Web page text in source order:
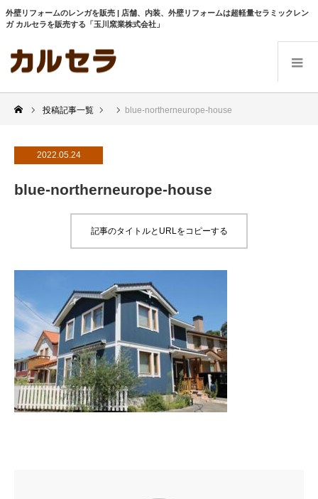
外壁リフォームのレンガを販売 | 店舗、内装、外壁リフォームは超軽量セラミックレン
ガ カルセラを販売する「玉川窯業株式会社」
投稿記事一覧 blue-northerneurope-house
2022.05.24
blue-northerneurope-house
記事のタイトルとURLをコピーする